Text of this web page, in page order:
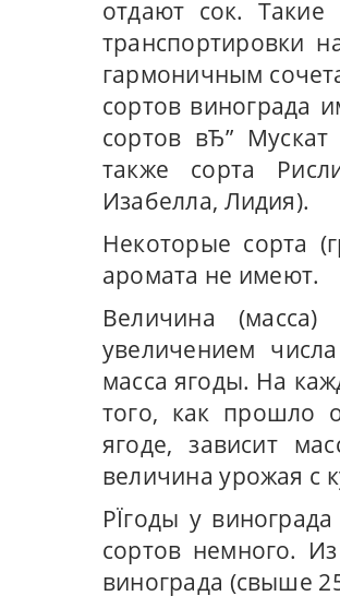
отдают сок.
транспортировки
гармоничным
сортов винограда
сортов вЂ”
также сорта
Изабелла, Лидия).
Некоторые сорта
аромата не имеют.
Величина
увеличением
масса ягоды. На
того, как прошло
ягоде, зависит
величина урожая с
РЇгоды у
сортов немного.
винограда (свыше